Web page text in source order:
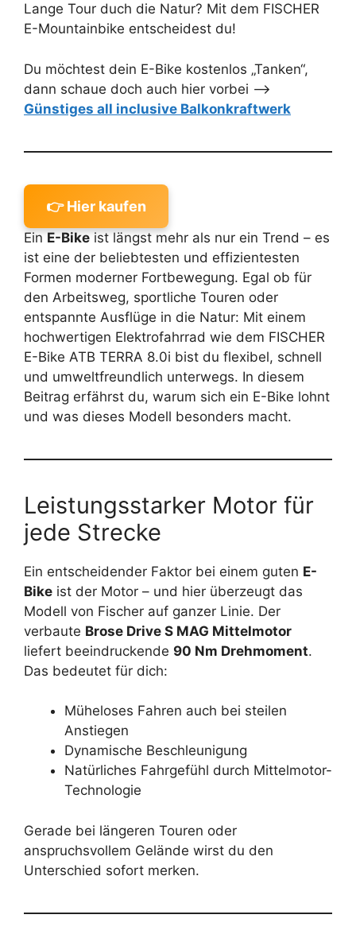
Lange Tour duch die Natur? Mit dem FISCHER
E-Mountainbike entscheidest du!
Du möchtest dein E-Bike kostenlos „Tanken“,
dann schaue doch auch hier vorbei –>
Günstiges all inclusive Balkonkraftwerk
👉 Hier kaufen
Ein E-Bike ist längst mehr als nur ein Trend – es
ist eine der beliebtesten und effizientesten
Formen moderner Fortbewegung. Egal ob für
den Arbeitsweg, sportliche Touren oder
entspannte Ausflüge in die Natur: Mit einem
hochwertigen Elektrofahrrad wie dem FISCHER
E-Bike ATB TERRA 8.0i bist du flexibel, schnell
und umweltfreundlich unterwegs. In diesem
Beitrag erfährst du, warum sich ein E-Bike lohnt
und was dieses Modell besonders macht.
Leistungsstarker Motor für
jede Strecke
Ein entscheidender Faktor bei einem guten E-
Bike ist der Motor – und hier überzeugt das
Modell von Fischer auf ganzer Linie. Der
verbaute Brose Drive S MAG Mittelmotor
liefert beeindruckende 90 Nm Drehmoment.
Das bedeutet für dich:
Müheloses Fahren auch bei steilen
Anstiegen
Dynamische Beschleunigung
Natürliches Fahrgefühl durch Mittelmotor-
Technologie
Gerade bei längeren Touren oder
anspruchsvollem Gelände wirst du den
Unterschied sofort merken.